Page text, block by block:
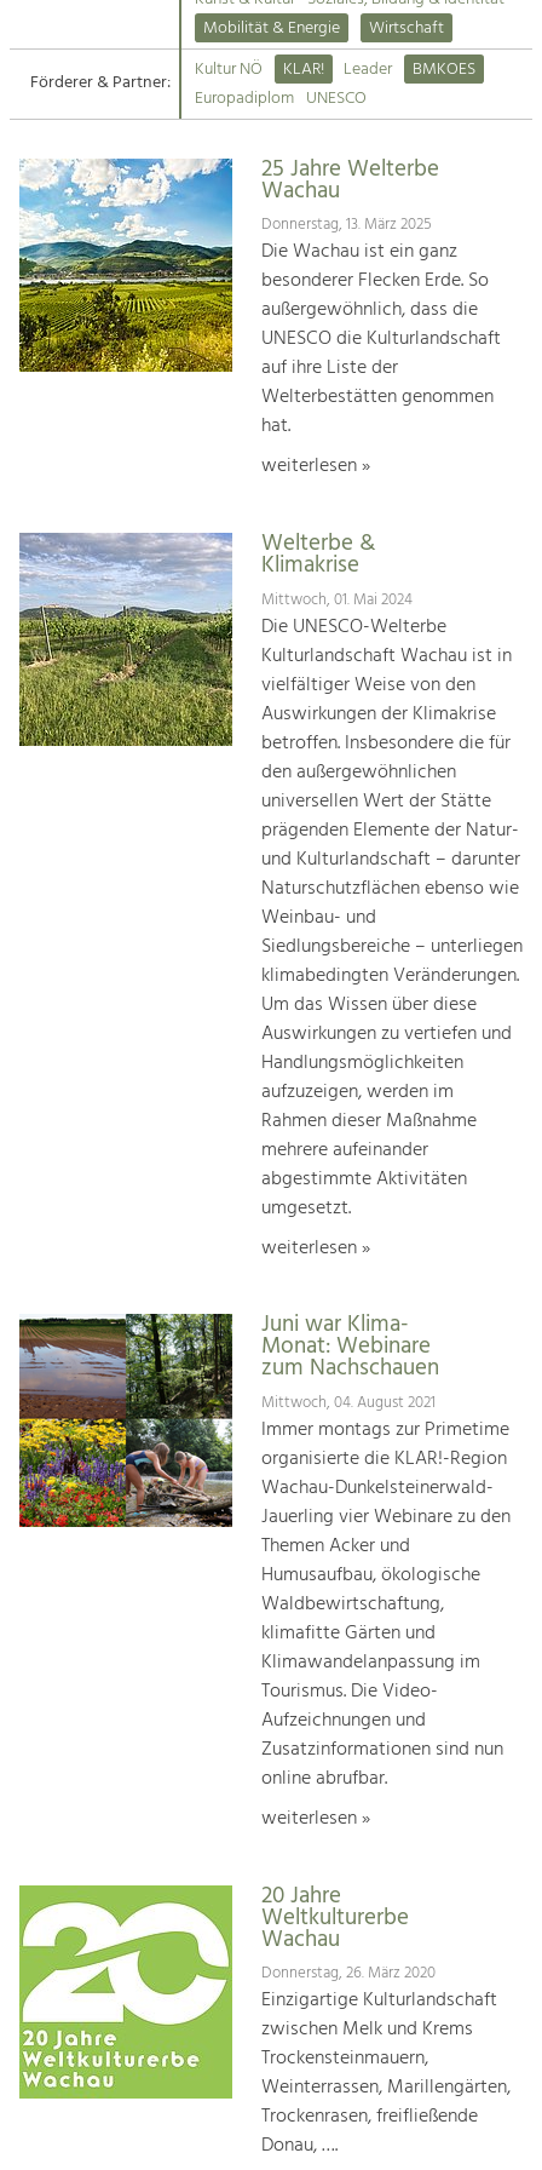
Suche
Impressum
Kontakt
Tourismus
Angebotsentwicklung und
Kunst & Kultur
Handwerk, Wissenschaft und Forschung.
Soziales, Bildung &
Identität
Gleichberechtigung, Jugend und
Integration
Mobilität & Energie
Klimawandel, öffentlicher Verkehr und
Mobilität & Energie
Wirtschaft
Förderer & Partner:
Kultur NÖ KLAR! Leader
BMKOES
Europadiplom UNESCO
25 Jahre Welterbe
Wachau
Donnerstag, 13. März 2025
Die Wachau ist ein ganz
besonderer Flecken Erde. So
außergewöhnlich, dass die
UNESCO die Kulturlandschaft
auf ihre Liste der
Welterbestätten genommen
hat.
weiterlesen »
Welterbe &
Klimakrise
Mittwoch, 01. Mai 2024
Die UNESCO-Welterbe
Kulturlandschaft Wachau ist in
vielfältiger Weise von den
Auswirkungen der Klimakrise
betroffen. Insbesondere die für
den außergewöhnlichen
universellen Wert der Stätte
prägenden Elemente der Natur-
und Kulturlandschaft – darunter
Naturschutzflächen ebenso wie
Weinbau- und
Siedlungsbereiche – unterliegen
klimabedingten Veränderungen.
Um das Wissen über diese
Auswirkungen zu vertiefen und
Handlungsmöglichkeiten
aufzuzeigen, werden im
Rahmen dieser Maßnahme
mehrere aufeinander
abgestimmte Aktivitäten
umgesetzt.
weiterlesen »
Juni war Klima-
Monat: Webinare
zum Nachschauen
Mittwoch, 04. August 2021
Immer montags zur Primetime
organisierte die KLAR!-Region
Wachau-Dunkelsteinerwald-
Jauerling vier Webinare zu den
Themen Acker und
Humusaufbau, ökologische
Waldbewirtschaftung,
klimafitte Gärten und
Klimawandelanpassung im
Tourismus. Die Video-
Aufzeichnungen und
Zusatzinformationen sind nun
online abrufbar.
weiterlesen »
20 Jahre
Weltkulturerbe
Wachau
Donnerstag, 26. März 2020
Einzigartige Kulturlandschaft
zwischen Melk und Krems
Trockensteinmauern,
Weinterrassen, Marillengärten,
Trockenrasen, freifließende
Donau, ….